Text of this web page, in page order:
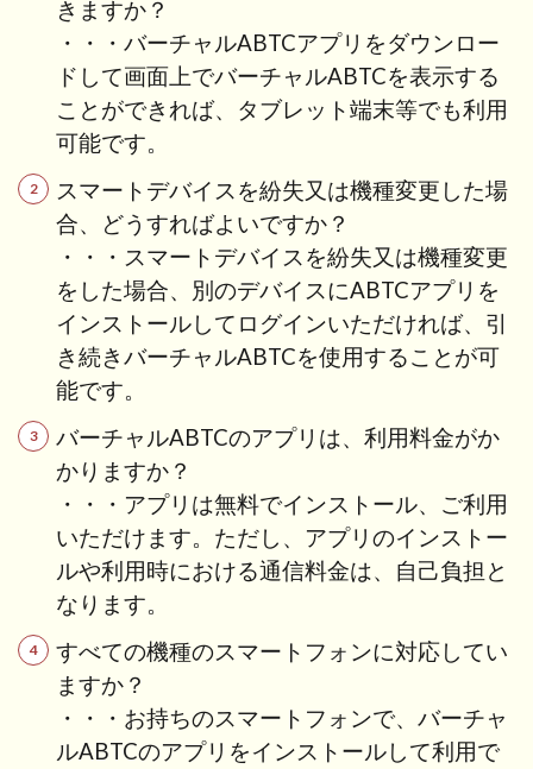
きますか？
・・・バーチャルABTCアプリをダウンロー
ドして画面上でバーチャルABTCを表示する
ことができれば、タブレット端末等でも利用
可能です。
スマートデバイスを紛失又は機種変更した場
合、どうすればよいですか？
・・・スマートデバイスを紛失又は機種変更
をした場合、別のデバイスにABTCアプリを
インストールしてログインいただければ、引
き続きバーチャルABTCを使用することが可
能です。
バーチャルABTCのアプリは、利用料金がか
かりますか？
・・・アプリは無料でインストール、ご利用
いただけます。ただし、アプリのインストー
ルや利用時における通信料金は、自己負担と
なります。
すべての機種のスマートフォンに対応してい
ますか？
・・・お持ちのスマートフォンで、バーチャ
ルABTCのアプリをインストールして利用で